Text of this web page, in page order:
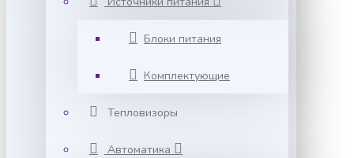
Блоки питания
Комплектующие
Тепловизоры
Автоматика